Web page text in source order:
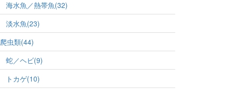
海水魚／熱帯魚(32)
淡水魚(23)
爬虫類(44)
蛇／ヘビ(9)
トカゲ(10)